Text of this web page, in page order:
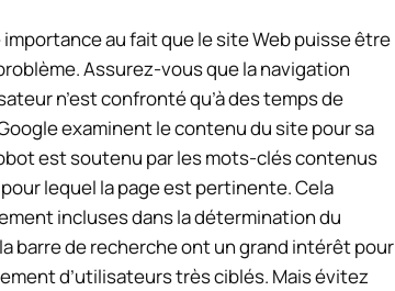
au fait que le site Web puisse être
Assurez-vous que la navigation
n’est confronté qu’à des temps de
examinent le contenu du site pour sa
est soutenu par les mots-clés contenus
lequel la page est pertinente. Cela
incluses dans la détermination du
barre de recherche ont un grand intérêt pour
d’utilisateurs très ciblés. Mais évitez